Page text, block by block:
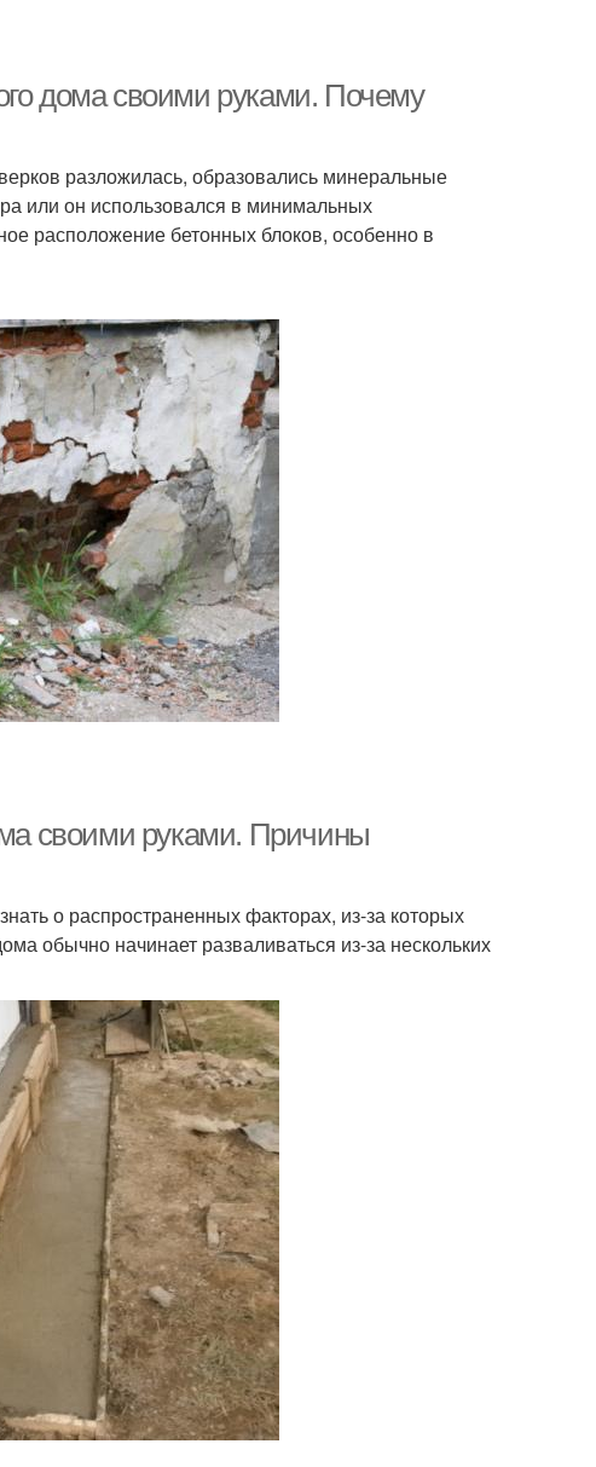
дома своими руками. Почему
разложилась, образовались минеральные
или он использовался в минимальных
расположение бетонных блоков, особенно в
своими руками. Причины
о распространенных факторах, из-за которых
обычно начинает разваливаться из-за нескольких